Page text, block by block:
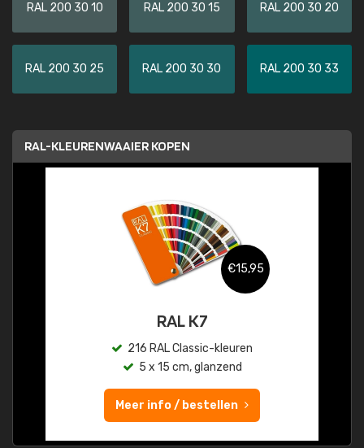
RAL 200 30 10 RAL 200 30 15 RAL 200 30 20
RAL 200 30 25 RAL 200 30 30 RAL 200 30 33
RAL-KLEURENWAAIER KOPEN
€15,95
RAL K7
216 RAL Classic-kleuren
5 x 15 cm, glanzend
Meer info / bestellen